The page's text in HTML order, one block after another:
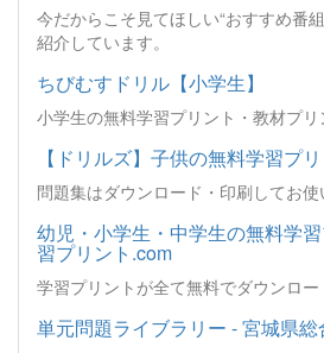
今だからこそ見てほしい“おすすめ番
紹介しています。
ちびむすドリル【小学生】
小学生の無料学習プリント・教材プリ
【ドリルズ】子供の無料学習プ
問題集はダウンロード・印刷してお使
幼児・小学生・中学生の無料学
習プリント.com
学習プリントが全て無料でダウンロー
単元問題ライブラリー - 宮城県